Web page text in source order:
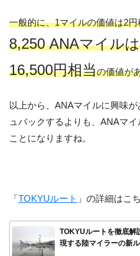
一般的に、1マイルの価値は2
8,250 ANAマイル
16,500円相当の価値が
以上から、ANAマイルに興味
ュバックするよりも、ANAマ
ことになりますね。
「TOKYUルート 」の詳細はこ
TOKYUルートを徹底解
現する陸マイラーの新ル